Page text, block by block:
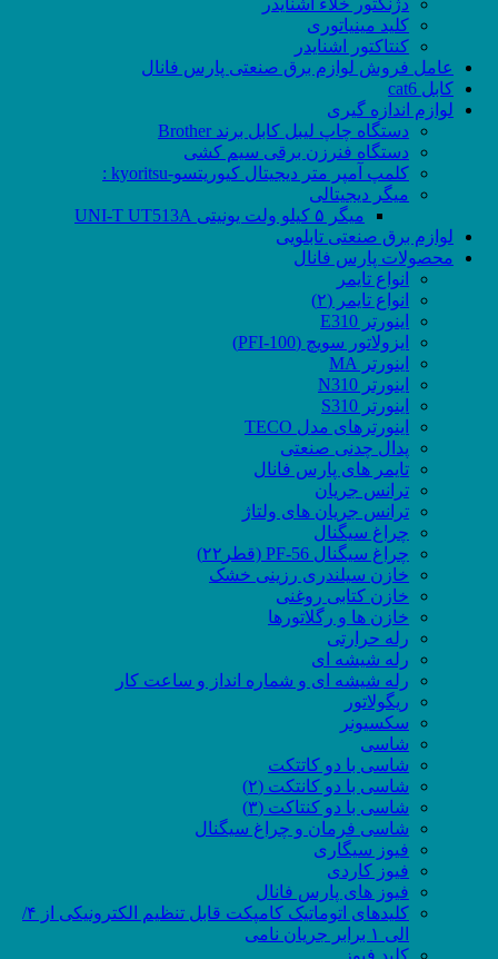
دژنکتور خلاء اشنایدر
کلید مینیاتوری
کنتاکتور اشنایدر
عامل فروش لوازم برق صنعتی پارس فانال
کابل cat6
لوازم اندازه گیری
دستگاه چاپ لیبل کابل برند Brother
دستگاه فنرزن برقی سیم کشی
کلمپ آمپر متر دیجیتال کیوریتسو-kyoritsu :
میگر دیجیتالی
میگر ۵ کیلو ولت یونیتی UNI-T UT513A
لوازم برق صنعتی تابلویی
محصولات پارس فانال
انواع تایمر
انواع تایمر (۲)
اینورتر E310
ایزولاتور سویچ (PFI-100)
اینورتر MA
اینورتر N310
اینورتر S310
اینورترهای مدل TECO
پدال چدنی صنعتی
تایمر های پارس فانال
ترانس جریان
ترانس جریان های ولتاژ
چراغ سیگنال
چراغ سیگنال PF-56 (قطر۲۲)
خازن سیلندری رزینی خشک
خازن کتابی روغنی
خازن ها و رگلاتورها
رله حرارتی
رله شیشه ای
رله شیشه ای و شماره انداز و ساعت کار
ریگولاتور
سکسیونر
شاسی
شاسی با دو کاتتکت
شاسی با دو کانتکت (۲)
شاسی با دو کنتاکت (۳)
شاسی فرمان و چراغ سیگنال
فیوز سیگاری
فیوز کاردی
فیوز های پارس فانال
کلیدهای اتوماتیک کامپکت قابل تنظیم الکترونیکی از ۴/
الی ۱ برابر جریان نامی